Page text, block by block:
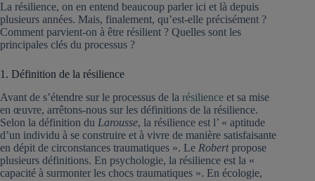
La résilience, on en entend beaucoup parler ici et là depuis
plusieurs années. Mais, finalement, qu’est-elle précisément ?
Comment parvient-on à être résilient ? Quelles sont les
principales clés du processus ?
1. Définition de la résilience
Avant de s’étendre sur le processus de la résilience et sa mise
en œuvre, arrêtons-nous sur les définitions de la résilience.
Selon la définition du Larousse, la résilience est l’ « aptitude
d’un individu à se construire et à vivre de manière satisfaisante
en dépit de circonstances traumatiques ». Le Robertpropose
plusieurs définitions. En psychologie, la résilience est la «
capacité à surmonter les chocs traumatiques ». En écologie,